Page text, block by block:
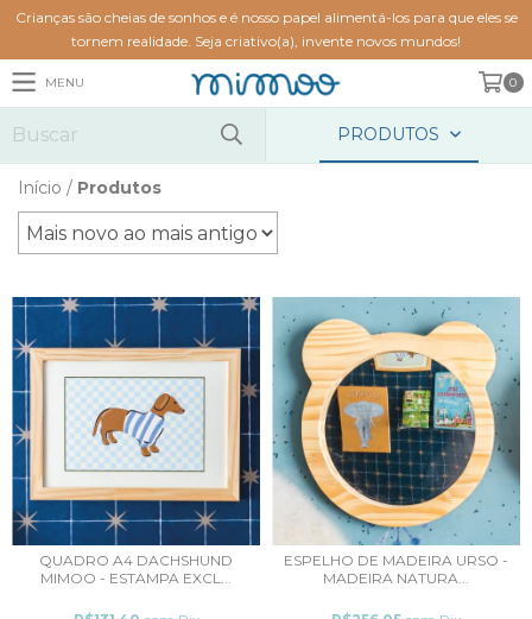
Crianças são cheias de sonhos e é nosso papel alimentá-los para que eles se
tornem realidade. Seja criativo(a), invente novos mundos!
MENU 0
PRODUTOS
Início / Produtos
QUADRO A4 DACHSHUND
MIMOO - ESTAMPA EXCL...
ESPELHO DE MADEIRA URSO -
MADEIRA NATURA...